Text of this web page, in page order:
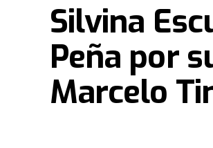
Silvina
Peña por
Marcelo